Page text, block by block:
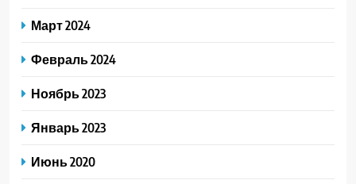
Март 2024
Февраль 2024
Ноябрь 2023
Январь 2023
Июнь 2020